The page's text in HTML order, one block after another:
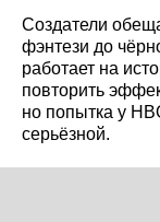
Создатели
фэнтези до
работает на
повторить
но попытка у
серьёзной.